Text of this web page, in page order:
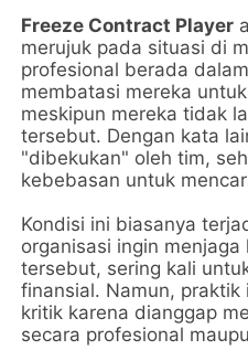
Freeze Contract Player
merujuk pada situasi di
profesional berada
membatasi mereka
meskipun mereka tidak
tersebut. Dengan kata
"dibekukan" oleh tim,
kebebasan untuk
Kondisi ini biasanya
organisasi ingin
tersebut, sering kali
finansial. Namun,
kritik karena dianggap
secara profesional